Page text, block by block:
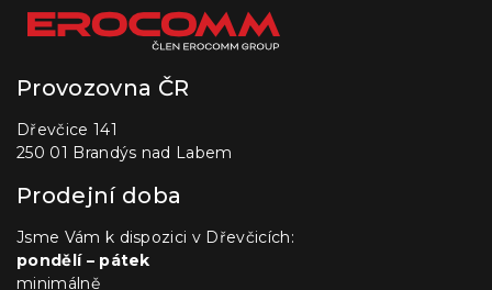
Provozovna ČR
Dřevčice 141
250 01 Brandýs nad Labem
Prodejní doba
Jsme Vám k dispozici v Dřevčicích:
pondělí – pátek
minimálně